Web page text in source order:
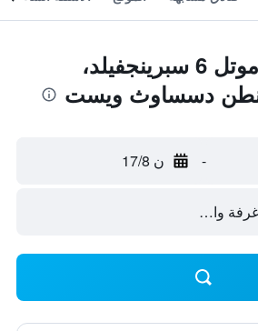
أفضل صفقات موتل 6 سبرينجفيلد،
دسساوث ويست
- ن 17/8